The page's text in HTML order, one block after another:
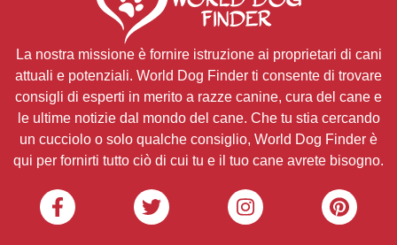
La nostra missione è fornire istruzione ai proprietari di cani
attuali e potenziali. World Dog Finder ti consente di trovare
consigli di esperti in merito a razze canine, cura del cane e
le ultime notizie dal mondo del cane. Che tu stia cercando
un cucciolo o solo qualche consiglio, World Dog Finder è
qui per fornirti tutto ciò di cui tu e il tuo cane avrete bisogno.